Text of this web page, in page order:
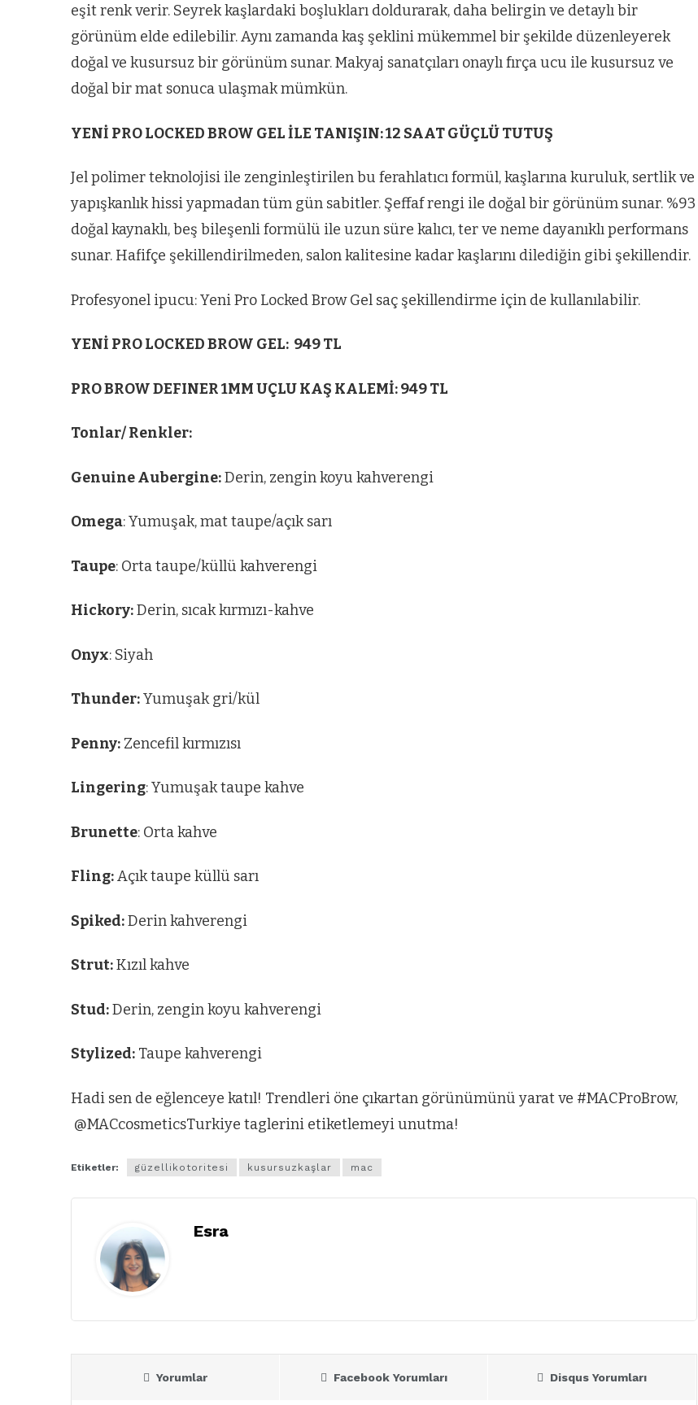
eşit renk verir. Seyrek kaşlardaki boşlukları doldurarak, daha belirgin ve detaylı bir
görünüm elde edilebilir. Aynı zamanda kaş şeklini mükemmel bir şekilde düzenleyerek
doğal ve kusursuz bir görünüm sunar. Makyaj sanatçıları onaylı fırça ucu ile kusursuz ve
doğal bir mat sonuca ulaşmak mümkün.
YENİ PRO LOCKED BROW GEL İLE TANIŞIN: 12 SAAT GÜÇLÜ TUTUŞ
Jel polimer teknolojisi ile zenginleştirilen bu ferahlatıcı formül, kaşlarına kuruluk, sertlik ve
yapışkanlık hissi yapmadan tüm gün sabitler. Şeffaf rengi ile doğal bir görünüm sunar. %93
doğal kaynaklı, beş bileşenli formülü ile uzun süre kalıcı, ter ve neme dayanıklı performans
sunar. Hafifçe şekillendirilmeden, salon kalitesine kadar kaşlarını dilediğin gibi şekillendir.
Profesyonel ipucu: Yeni Pro Locked Brow Gel saç şekillendirme için de kullanılabilir.
YENİ PRO LOCKED BROW GEL: 949 TL
PRO BROW DEFINER 1MM UÇLU KAŞ KALEMİ: 949 TL
Tonlar/ Renkler:
Genuine Aubergine:Derin, zengin koyu kahverengi
Omega: Yumuşak, mat taupe/açık sarı
Taupe: Orta taupe/küllü kahverengi
Hickory:Derin, sıcak kırmızı-kahve
Onyx: Siyah
Thunder:Yumuşak gri/kül
Penny: Zencefil kırmızısı
Lingering: Yumuşak taupe kahve
Brunette: Orta kahve
Fling:Açık taupe küllü sarı
Spiked:Derin kahverengi
Strut:Kızıl kahve
Stud:Derin, zengin koyu kahverengi
Stylized: Taupe kahverengi
Hadi sen de eğlenceye katıl! Trendleri öne çıkartan görünümünü yarat ve #MACProBrow,
@MACcosmeticsTurkiye taglerini etiketlemeyi unutma!
Etiketler: güzellikotoritesi kusursuzkaşlar mac
Esra
Yorumlar Facebook Yorumları Disqus Yorumları